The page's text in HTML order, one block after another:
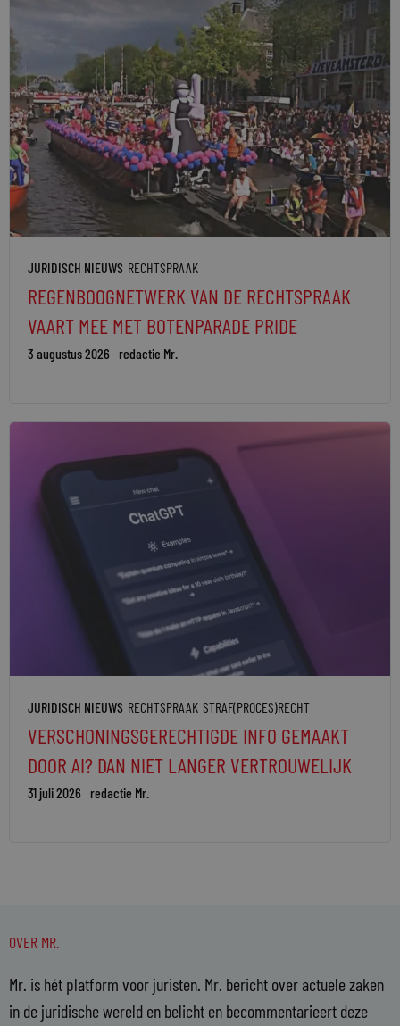
JURIDISCH NIEUWS RECHTSPRAAK
REGENBOOGNETWERK VAN DE RECHTSPRAAK
VAART MEE MET BOTENPARADE PRIDE
3 augustus 2026 redactie Mr.
JURIDISCH NIEUWS RECHTSPRAAK STRAF(PROCES)RECHT
VERSCHONINGSGERECHTIGDE INFO GEMAAKT
DOOR AI? DAN NIET LANGER VERTROUWELIJK
31 juli 2026 redactie Mr.
OVER MR.
Mr. is hét platform voor juristen. Mr. bericht over actuele zaken
in de juridische wereld en belicht en becommentarieert deze